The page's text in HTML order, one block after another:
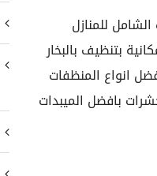
للمنازل
بتنظيف بالبخار
انواع المنظفات
بافضل الميبدات